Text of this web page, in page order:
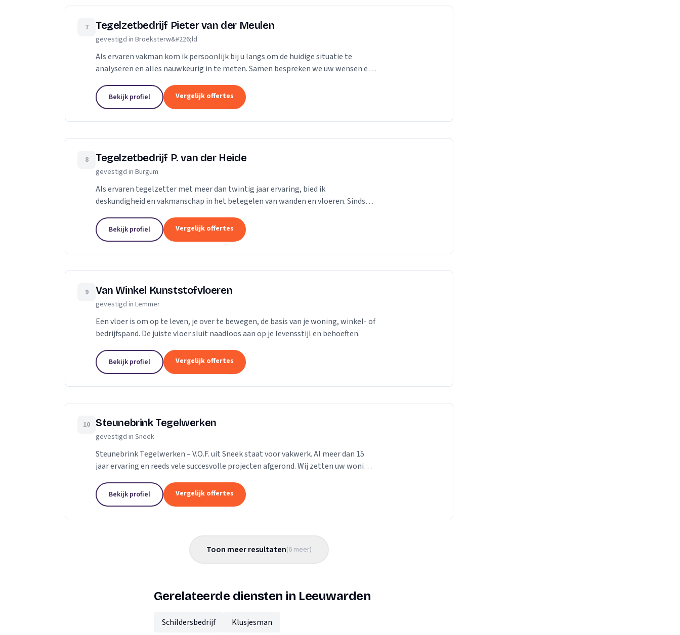
7 Tegelzetbedrijf Pieter van der Meulen
gevestigd in Broeksterw&#226;ld
Als ervaren vakman kom ik persoonlijk bij u langs om de huidige situatie te
analyseren en alles nauwkeurig in te meten. Samen bespreken we uw wensen en
Bekijk profiel Vergelijk offertes
8 Tegelzetbedrijf P. van der Heide
gevestigd in Burgum
Als ervaren tegelzetter met meer dan twintig jaar ervaring, bied ik
deskundigheid en vakmanschap in het betegelen van wanden en vloeren. Sinds
Bekijk profiel Vergelijk offertes
9 Van Winkel Kunststofvloeren
gevestigd in Lemmer
Een vloer is om op te leven, je over te bewegen, de basis van je woning, winkel- of
bedrijfspand. De juiste vloer sluit naadloos aan op je levensstijl en behoeften.
Bekijk profiel Vergelijk offertes
10 Steunebrink Tegelwerken
gevestigd in Sneek
Steunebrink Tegelwerken – V.O.F. uit Sneek staat voor vakwerk. Al meer dan 15
jaar ervaring en reeds vele succesvolle projecten afgerond. Wij zetten uw woning
Bekijk profiel Vergelijk offertes
Toon meer resultaten(6 meer)
Gerelateerde diensten in Leeuwarden
Schildersbedrijf Klusjesman